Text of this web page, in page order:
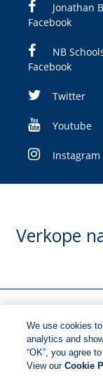
Jonathan
Facebook
NB
Facebook
Twitter
Youtube
Instagram
Verkope
We use cookies
analytics and
“OK”, you agree
View ourCookie